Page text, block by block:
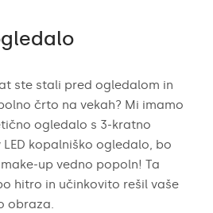
ste stali pred ogledalom in
črto na vekah? Mi imamo
ogledalo s 3-kratno
kopalniško ogledalo, bo
up vedno popoln! Ta
hitro in učinkovito rešil vaše
obraza.